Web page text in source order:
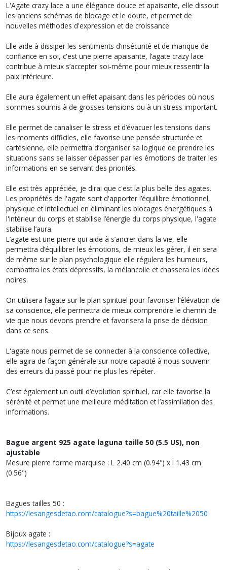
L'Agate crazy lace a une élégance douce et apaisante, elle dissout
les anciens schémas de blocage et le doute, et permet de
nouvelles méthodes d'expression et de croissance.
Elle aide à dissiper les sentiments d’insécurité et de manque de
confiance en soi, c'est une pierre apaisante, l’agate crazy lace
contribue à mieux s’accepter soi-même pour mieux ressentir la
paix intérieure.
Elle aura également un effet apaisant dans les périodes où nous
sommes soumis à de grosses tensions ou à un stress important.
Elle permet de canaliser le stress et d’évacuer les tensions dans
les moments difficiles, elle favorise une pensée structurée et
cartésienne, elle permettra d’organiser sa logique de prendre les
situations sans se laisser dépasser par les émotions de traiter les
informations en se servant des priorités.
Elle est très appréciée, je dirai que c'est la plus belle des agates.
Les propriétés de l'agate sont d'apporter l’équilibre émotionnel,
physique et intellectuel en éliminant les blocages énergétiques à
l'intérieur du corps et stabilise l’énergie du corps physique, l'agate
stabilise l’aura.
L’agate est une pierre qui aide à s’ancrer dans la vie, elle
permettra d’équilibrer les émotions, de mieux les gérer, il en sera
de même sur le plan psychologique elle régulera les humeurs,
combattra les états dépressifs, la mélancolie et chassera les idées
noires.
On utilisera l’agate sur le plan spirituel pour favoriser l’élévation de
sa conscience, elle permettra de mieux comprendre le chemin de
vie que nous devons prendre et favorisera la prise de décision
dans ce sens.
L'agate nous permet de se connecter à la conscience collective,
elle agira de façon générale sur notre capacité à nous souvenir
des erreurs du passé pour ne plus les répéter.
C’est également un outil d’évolution spirituel, car elle favorise la
sérénité et permet une meilleure méditation et l’assimilation des
informations.
Bague argent 925 agate laguna taille 50 (5.5 US), non
ajustable
Mesure pierre forme marquise : L 2.40 cm (0.94") x l 1.43 cm
(0.56")
Bagues tailles 50 :
https://lesangesdetao.com/catalogue?s=bague%20taille%2050
Bijoux agate :
https://lesangesdetao.com/catalogue?s=agate